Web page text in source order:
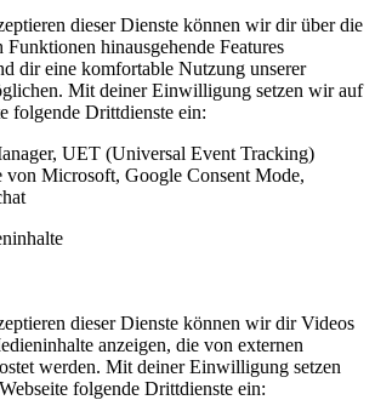
dieser Dienste können wir dir über die
Funktionen hinausgehende Features
dir eine komfortable Nutzung unserer
Mit deiner Einwilligung setzen wir auf
folgende Drittdienste ein:
UET (Universal Event Tracking)
von Microsoft, Google Consent Mode,
dieser Dienste können wir dir Videos
anzeigen, die von externen
werden. Mit deiner Einwilligung setzen
folgende Drittdienste ein: